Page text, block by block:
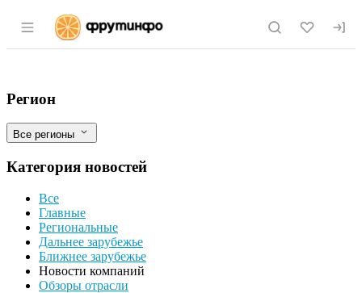
Раздел навигации по сайту fruitinfo.ru
Дагестанская кондитерская фабрика
Фильтры
Регион
Все регионы
Категория новостей
Все
Главные
Региональные
Дальнее зарубежье
Ближнее зарубежье
Новости компаний
Обзоры отрасли